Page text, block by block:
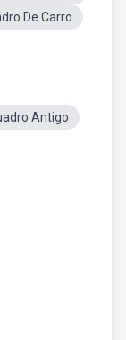
De Carro
Antigo